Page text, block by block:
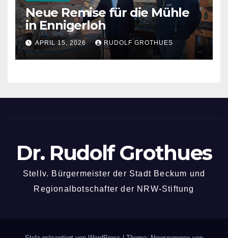
Neue Remise für die Mühle
in Ennigerloh
APRIL 15, 2026 RUDOLF GROTHUES
Dr. Rudolf Grothues
Stellv. Bürgermeister der Stadt Beckum und
Regionalbotschafter der NRW-Stiftung